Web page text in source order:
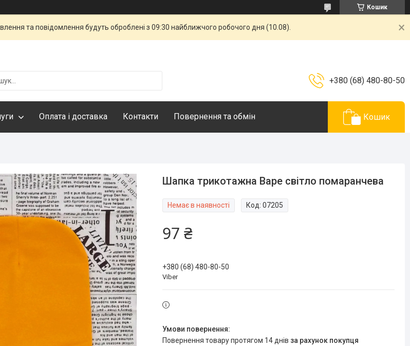
Кошик
та повідомлення будуть оброблені з 09:30 найближчого робочого дня (10.08).
+380 (68) 480-80-50
Оплата і доставка Контакти Повернення та обмін Кошик
Шапка трикотажна Варе світло помаранчева
Немає в наявності Код:07205
97 ₴
+380 (68) 480-80-50
Viber
повернення товару протягом 14 днів за рахунок покупця